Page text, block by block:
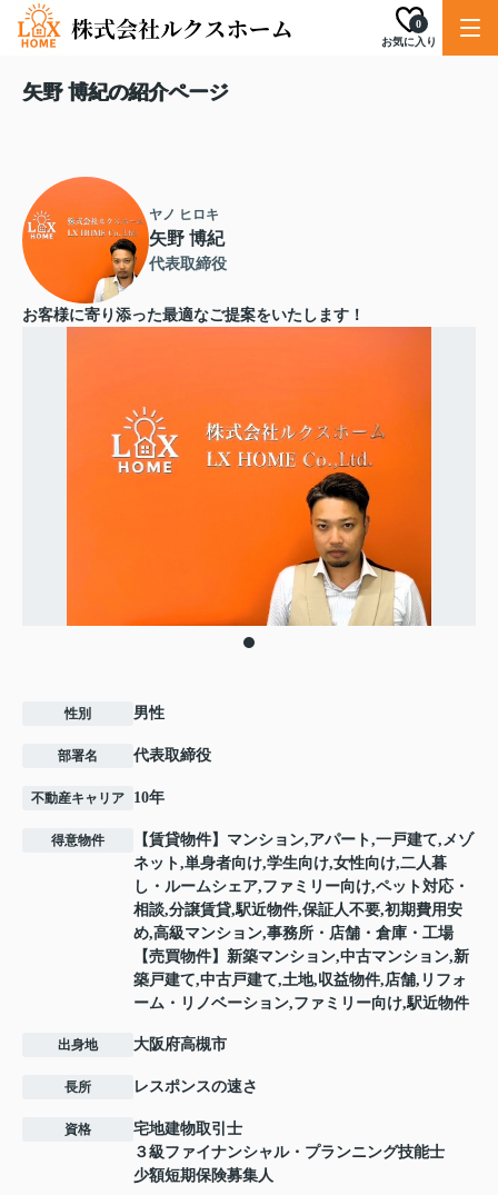
お気に入り
0
矢野 博紀の紹介ページ
ヤノ ヒロキ
矢野 博紀
代表取締役
お客様に寄り添った最適なご提案をいたします！
性別 男性
部署名 代表取締役
不動産キャリア 10年
得意物件
【賃貸物件】マンション,アパート,一戸建て,メゾ
ネット,単身者向け,学生向け,女性向け,二人暮
し・ルームシェア,ファミリー向け,ペット対応・
相談,分譲賃貸,駅近物件,保証人不要,初期費用安
め,高級マンション,事務所・店舗・倉庫・工場
【売買物件】新築マンション,中古マンション,新
築戸建て,中古戸建て,土地,収益物件,店舗,リフォ
ーム・リノベーション,ファミリー向け,駅近物件
出身地 大阪府高槻市
長所 レスポンスの速さ
資格
宅地建物取引士
３級ファイナンシャル・プランニング技能士
少額短期保険募集人